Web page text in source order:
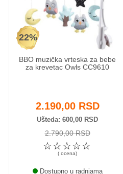
22%
BBO muzička vrteska za bebe
za krevetac Owls CC9610
2.190,00 RSD
Ušteda 600,00 RSD
2.790,00 RSD
☆
☆
☆
☆
☆
( ocena)
Dostupno u radnjama